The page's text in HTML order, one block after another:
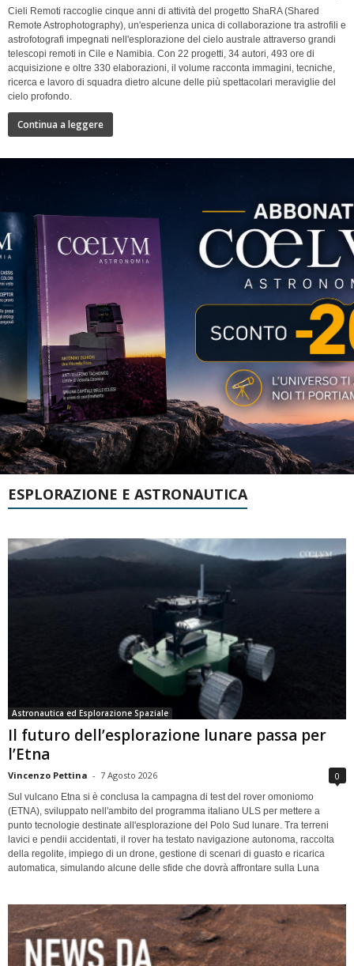
Cieli Remoti raccoglie cinque anni di attività del progetto ShaRA (Shared
Remote Astrophotography), un'esperienza unica di collaborazione tra astrofili e
astrofotografi impegnati nell'esplorazione del cielo australe attraverso grandi
telescopi remoti in Cile e Namibia. Con 22 progetti, 34 autori, 493 ore di
acquisizione e oltre 330 elaborazioni, il volume racconta immagini, tecniche,
ricerca e lavoro di squadra dietro alcune delle più spettacolari meraviglie del
cielo profondo.
Continua a leggere
ESPLORAZIONE E ASTRONAUTICA
Astronautica ed Esplorazione Spaziale
Il futuro dell’esplorazione lunare passa per
l’Etna
Vincenzo Pettina - 7 Agosto 2026 0
Sul vulcano Etna si è conclusa la campagna di test del rover omoniomo
(ETNA), sviluppato nell'ambito del programma italiano ULS per mettere a
punto tecnologie destinate all'esplorazione del Polo Sud lunare. Tra terreni
lavici e pendii accidentati, il rover ha testato navigazione autonoma, raccolta
della regolite, impiego di un drone, gestione di scenari di guasto e ricarica
automatica, simulando alcune delle sfide che dovrà affrontare sulla Luna